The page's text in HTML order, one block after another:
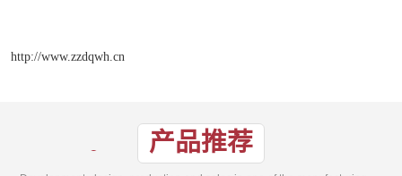
http://www.zzdqwh.cn
产品推荐